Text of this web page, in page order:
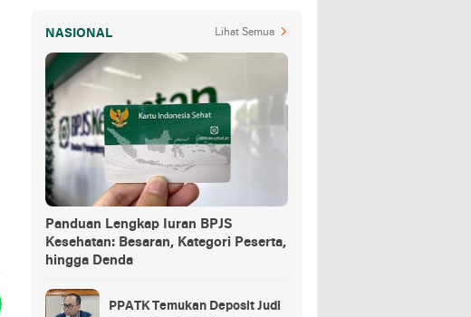
NASIONAL Lihat Semua
Panduan Lengkap Iuran BPJS
Kesehatan: Besaran, Kategori Peserta,
hingga Denda
PPATK Temukan Deposit Judi